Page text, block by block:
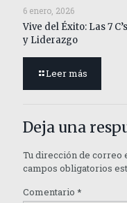
6 enero, 2026
Vive del Éxito: Las 7
y Liderazgo
Leer más
Deja una
Tu dirección de correo
campos obligatorios
Comentario *